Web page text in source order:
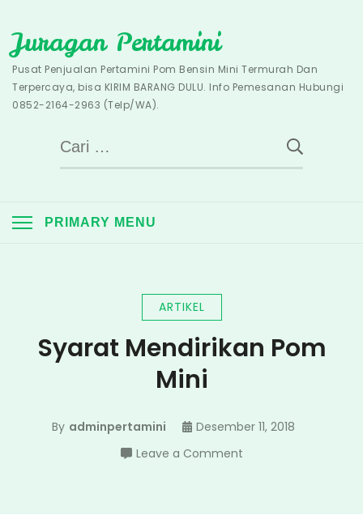
to
content
Juragan Pertamini
Pusat Penjualan Pertamini Pom Bensin Mini Termurah Dan
Terpercaya, bisa KIRIM BARANG DULU. Info Pemesanan Hubungi
0852-2164-2963 (Telp/WA).
Cari
untuk:
PRIMARY MENU
ARTIKEL
Syarat Mendirikan Pom
Mini
By adminpertamini
Desember 11, 2018
Leave a Commenton